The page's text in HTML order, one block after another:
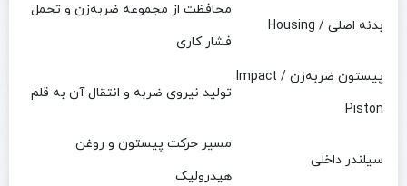
بدنه اصلی / Housing
محافظت از مجموعه ضربه‌زن و تحمل
فشار کاری
پیستون ضربه‌زن / Impact
Piston
تولید نیروی ضربه و انتقال آن به قلم
سیلندر داخلی
مسیر حرکت پیستون و روغن
هیدرولیک